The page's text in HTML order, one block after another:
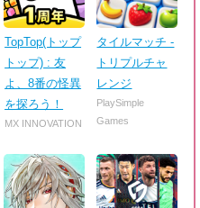
TopTop(トップ
トップ) : 友
よ、8番の怪異
を探ろう！
MX INNOVATION
タイルマッチ -
トリプルチャ
レンジ
PlaySimple
Games